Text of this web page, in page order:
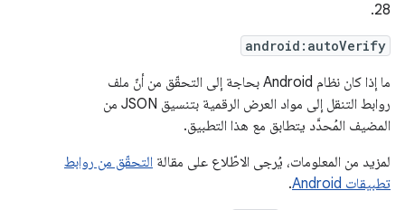
28.
android:autoVerify
ما إذا كان نظام Android بحاجة إلى التحقّق من أنّ ملف
روابط التنقل إلى مواد العرض الرقمية بتنسيق JSON من
المضيف المُحدَّد يتطابق مع هذا التطبيق.
لمزيد من المعلومات، يُرجى الاطّلاع على مقالة التحقّق من روابط
تطبيقات Android
.